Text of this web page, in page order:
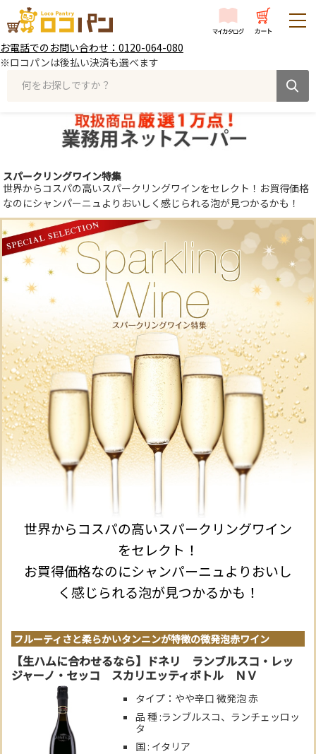
お電話でのお問い合わせ：0120-064-080
※ロコパンは後払い決済も選べます
何をお探しですか？
スパークリングワイン特集
世界からコスパの高いスパークリングワインをセレクト！お買得価格
なのにシャンパーニュよりおいしく感じられる泡が見つかるかも！
世界からコスパの高いスパークリングワイン
をセレクト！
お買得価格なのにシャンパーニュよりおいし
く感じられる泡が見つかるかも！
フルーティさと柔らかいタンニンが特徴の微発泡赤ワイン
【生ハムに合わせるなら】ドネリ ランブルスコ・レッ
ジャーノ・セッコ スカリエッティボトル ＮＶ
タイプ：やや辛口 微発泡 赤
品 種 :ランブルスコ、ランチェッロッ
タ
国 : イタリア